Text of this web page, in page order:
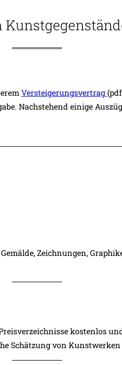
Versteigerungsvertrag
Nachstehend einige
Zeichnungen,
kostenlos
Schätzung von Kunstwerken